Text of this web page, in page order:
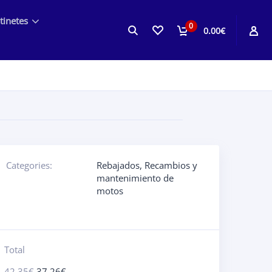
0 0.00€
Categories: Rebajados, Recambios y
mantenimiento de
motos
Total